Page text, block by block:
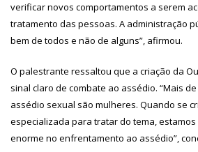
verificar novos comportamentos a serem
tratamento das pessoas. A administração
bem de todos e não de alguns”, afirmou.
O palestrante ressaltou que a criação da
sinal claro de combate ao assédio. “Mais
assédio sexual são mulheres. Quando se
especializada para tratar do tema,
enorme no enfrentamento ao assédio”,